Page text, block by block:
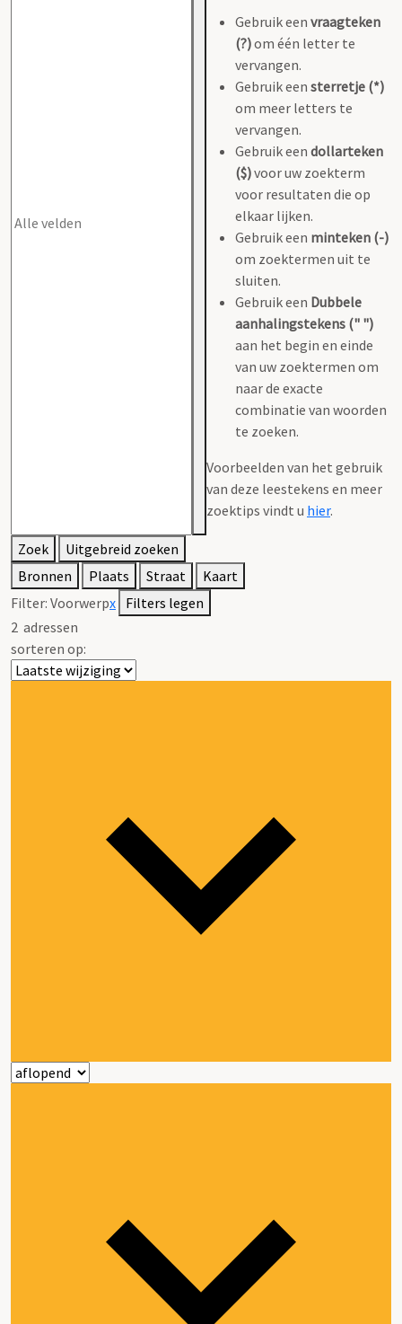
Gebruik een vraagteken
(?)om één letter te
vervangen.
Gebruik een sterretje (*)
om meer letters te
vervangen.
Gebruik een dollarteken
($)voor uw zoekterm
voor resultaten die op
elkaar lijken.
Gebruik een minteken (-)
om zoektermen uit te
sluiten.
Gebruik een Dubbele
aanhalingstekens (" ")
aan het begin en einde
van uw zoektermen om
naar de exacte
combinatie van woorden
te zoeken.
Voorbeelden van het gebruik
van deze leestekens en meer
zoektips vindt u hier.
Zoek
Uitgebreid zoeken
Bronnen
Plaats Straat
Kaart
Filter: Voorwerpx Filters legen
2 adressen
sorteren op: